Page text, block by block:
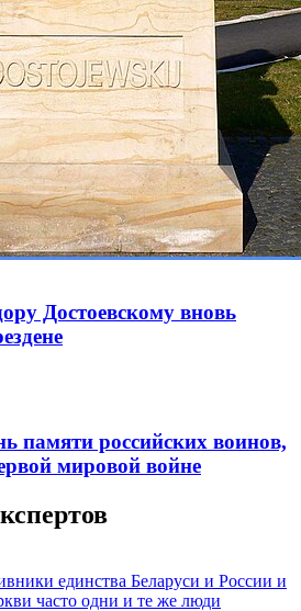
Достоевскому вновь
памяти российских воинов,
мировой войне
единства Беларуси и России и
часто одни и те же люди